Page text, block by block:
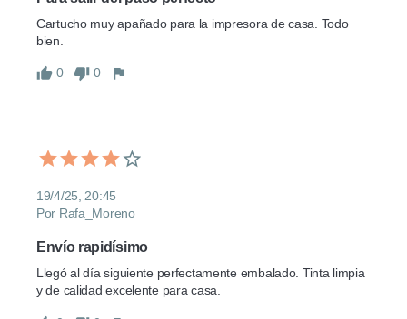
Cartucho muy apañado para la impresora de casa. Todo
bien.
0 0
19/4/25, 20:45
Por Rafa_Moreno
Envío rapidísimo
Llegó al día siguiente perfectamente embalado. Tinta limpia
y de calidad excelente para casa.